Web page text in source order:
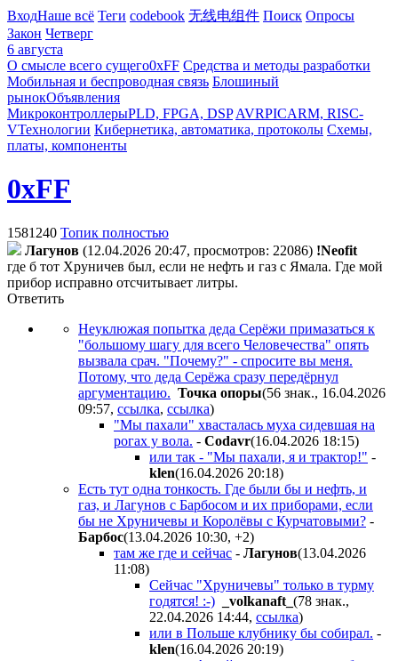
ВходНаше всё Теги codebook 无线电组件 Поиск Опросы
Закон Четверг
6 августа
О смысле всего сущего0xFF Средства и методы разработки
Мобильная и беспроводная связь Блошиный
рынокОбъявления
МикроконтроллерыPLD, FPGA, DSP AVRPICARM, RISC-
VТехнологии Кибернетика, автоматика, протоколы Схемы,
платы, компоненты
0xFF
1581240 Топик полностью
Лaгyнoв (12.04.2026 20:47, просмотров: 22086) !Neofit
где б тот Хруничев был, если не нефть и газ с Ямала. Где мой
прибор исправно отсчитывает литры.
Ответить
Неуклюжая попытка деда Серёжи примазаться к
"большому шагу для всего Человечества" опять
вызвала срач. "Почему?" - спросите вы меня.
Потому, что деда Серёжа сразу передёрнул
аргументацию. Toчкa oпopы(56 знак., 16.04.2026
09:57, ссылка, ссылка)
"Мы пахали" хвасталась муха сидевшая на
рогах у вола. - Codavr(16.04.2026 18:15)
или так - "Мы пахали, я и трактор!" -
klen(16.04.2026 20:18)
Есть тут одна тонкость. Где были бы и нефть, и
газ, и Лагунов с Барбосом и их приборами, если
бы не Хруничевы и Королёвы с Курчатовыми? -
Бapбoc(13.04.2026 10:30, +2)
там же где и сейчас - Лaгyнoв(13.04.2026
11:08)
Сейчас "Хруничевы" только в турму
годятся! :-)
_volkanaft_ (78 знак.,
22.04.2026 14:44, ссылка)
или в Польше клубнику бы собирал. -
klen(16.04.2026 20:19)